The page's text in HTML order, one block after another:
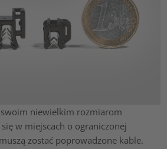
niewielkim rozmiarom
w miejscach o ograniczonej
zostać poprowadzone kable.